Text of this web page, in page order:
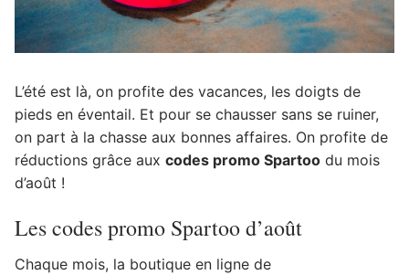
L’été est là, on profite des vacances, les doigts de
pieds en éventail. Et pour se chausser sans se ruiner,
on part à la chasse aux bonnes affaires. On profite de
réductions grâce aux codes promo Spartoo du mois
d’août !
Les codes promo Spartoo d’août
Chaque mois, la boutique en ligne de